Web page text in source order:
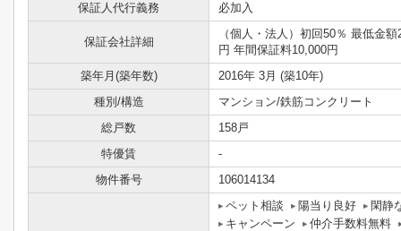
保証人代行義務
必加入
保証会社詳細
（個人・法人）初回50％ 最低金額
円 年間保証料10,000円
築年月(築年数)
2016年 3月 (築10年)
種別/構造
マンション/鉄筋コンクリート
総戸数
158戸
特優賃
-
物件番号
106014134
ペット相談 陽当り良好
閑静
キャンペーン
仲介手数料無料